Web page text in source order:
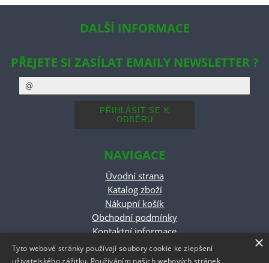
DALŠÍ INFORMACE
PŘEJETE SI ZASÍLAT EMAILY NEWSLETTER ?
NAVIGACE
Úvodní strana
Katalog zboží
Nákupní košík
Obchodní podmínky
Kontaktní informace
odstoupeni od smlouvy
×
Tyto webové stránky používají soubory cookie ke zlepšení
uživatelského zážitku. Používáním našich webových stránek